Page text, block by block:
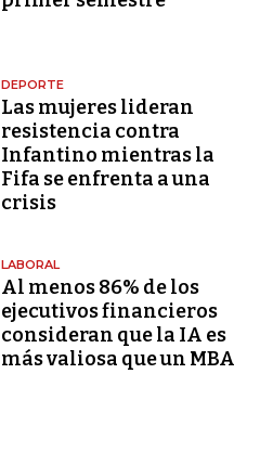
DEPORTE
Las mujeres lideran
resistencia contra
Infantino mientras la
Fifa se enfrenta a una
crisis
LABORAL
Al menos 86% de los
ejecutivos financieros
consideran que la IA es
más valiosa que un MBA